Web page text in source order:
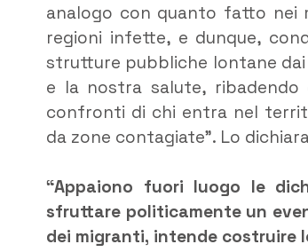
analogo con quanto fatto nei
regioni infette, e dunque,
strutture pubbliche lontane
e la nostra salute,
confronti di chi entra nel
da zone contagiate”. Lo
“Appaiono fuori luogo le
sfruttare politicamente un
dei migranti, intende costruire